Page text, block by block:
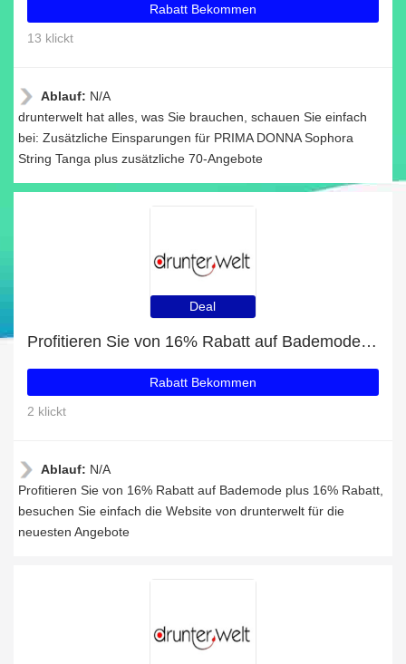
Rabatt Bekommen
13 klickt
Ablauf: N/A
drunterwelt hat alles, was Sie brauchen, schauen Sie einfach
bei: Zusätzliche Einsparungen für PRIMA DONNA Sophora
String Tanga plus zusätzliche 70-Angebote
Deal
Profitieren Sie von 16% Rabatt auf Bademode plus 16% Rabatt
Rabatt Bekommen
2 klickt
Ablauf: N/A
Profitieren Sie von 16% Rabatt auf Bademode plus 16% Rabatt,
besuchen Sie einfach die Website von drunterwelt für die
neuesten Angebote